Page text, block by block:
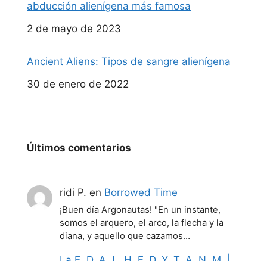
abducción alienígena más famosa
Fecha
2 de mayo de 2023
Ancient Aliens: Tipos de sangre alienígena
Fecha
30 de enero de 2022
Últimos comentarios
ridi P. en Borrowed Time
¡Buen día Argonautas! "En un instante,
somos el arquero, el arco, la flecha y la
diana, y aquello que cazamos…